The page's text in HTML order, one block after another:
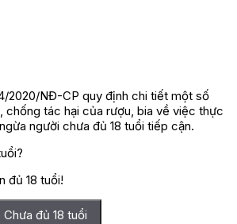
2020/NĐ-CP quy định chi tiết một số
chống tác hại của rượu, bia về việc thực
người chưa đủ 18 tuổi tiếp cận.
đủ 18 tuổi!
Chưa đủ 18 tuổi